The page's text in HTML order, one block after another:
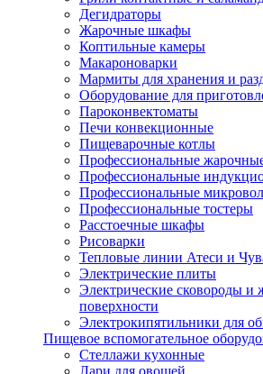
Дегидраторы
Жарочные шкафы
Коптильные камеры
Макароноварки
Мармиты для хранения и
Оборудование для
Пароконвектоматы
Печи конвекционные
Пищеварочные котлы
Профессиональные
Профессиональные
Профессиональные
Профессиональные тостеры
Расстоечные шкафы
Рисоварки
Тепловые линии Атеси и
Электрические плиты
Электрические сковороды и
поверхности
Электрокипятильники для
Пищевое вспомогательное
Стеллажи кухонные
Лари для овощей